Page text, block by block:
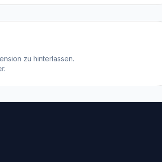
zu hinterlassen.